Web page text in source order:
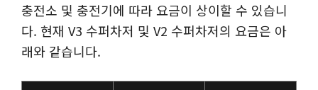
충전소 및 충전기에 따라 요금이 상이할 수 있습니
다. 현재 V3 수퍼차저 및 V2 수퍼차저의 요금은 아
래와 같습니다.